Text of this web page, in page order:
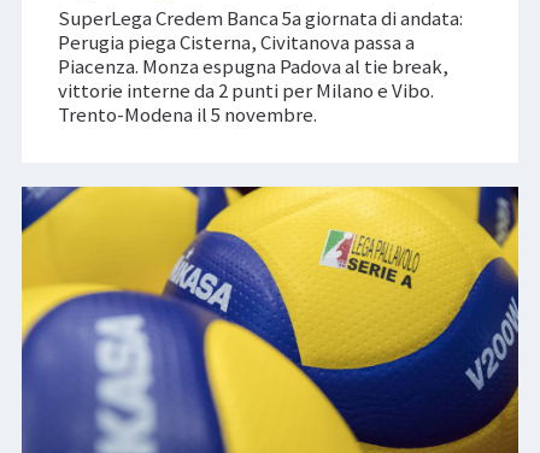
SuperLega Credem Banca 5a giornata di andata:
Perugia piega Cisterna, Civitanova passa a
Piacenza. Monza espugna Padova al tie break,
vittorie interne da 2 punti per Milano e Vibo.
Trento-Modena il 5 novembre.